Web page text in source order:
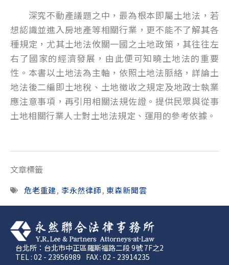
深究不動產議題之中，最為根本即屬土地法，若
想認識並進入房地產等相關行業，更不能不了解其各
種規定，尤其土地法攸關一國之土地政策，其往往左
右了國家的經濟發展，由此便可知曉土地法的重要
性。本書以土地法為主軸，依照土地法脈絡，詳論土
地法後二編即土地稅、土地徵收之規定及地政士執業
應注意事項，再引用相關法規佐證。提供民眾與從事
土地相關行業人士對土地法規定、運用的參考依據。
文章標籤
危老重建, 李永然律師, 東森新聞雲
台北所：台北市中正區羅斯福路二段 9號 7F之2
TEL : 02 - 23956989 FAX : 02 - 23914235